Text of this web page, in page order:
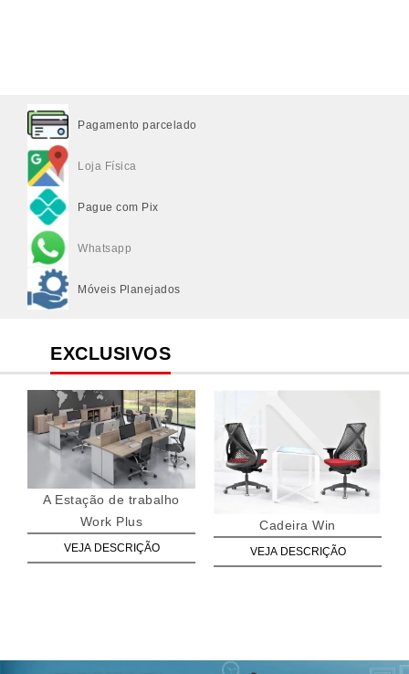
Pagamento parcelado
Loja Física
Pague com Pix
Whatsapp
Móveis Planejados
EXCLUSIVOS
A Estação de trabalho
Work Plus
VEJA DESCRIÇÃO
Cadeira Win
VEJA DESCRIÇÃO